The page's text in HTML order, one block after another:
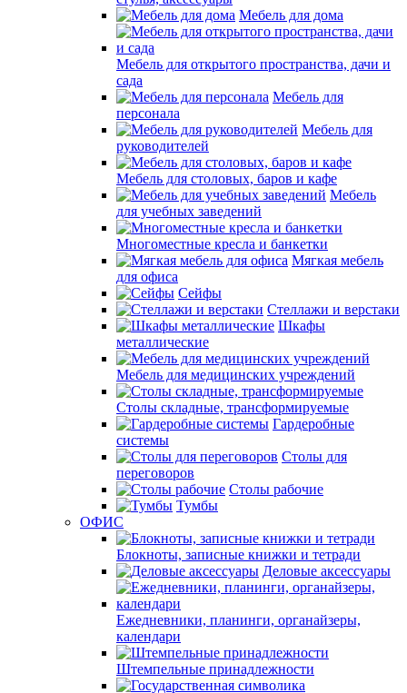
Мебель для дома
Мебель для открытого пространства, дачи и
сада
Мебель для
персонала
Мебель для
руководителей
Мебель для столовых, баров и кафе
Мебель
для учебных заведений
Многоместные кресла и банкетки
Мягкая мебель
для офиса
Сейфы
Стеллажи и верстаки
Шкафы
металлические
Мебель для медицинских учреждений
Столы складные, трансформируемые
Гардеробные
системы
Столы для
переговоров
Столы рабочие
Тумбы
ОФИС
Блокноты, записные книжки и тетради
Деловые аксессуары
Ежедневники, планинги, органайзеры,
календари
Штемпельные принадлежности